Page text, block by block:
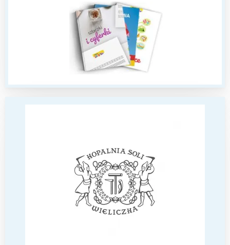
Warszawa
Trójmiasto
Śląsk
Kraków
Południe